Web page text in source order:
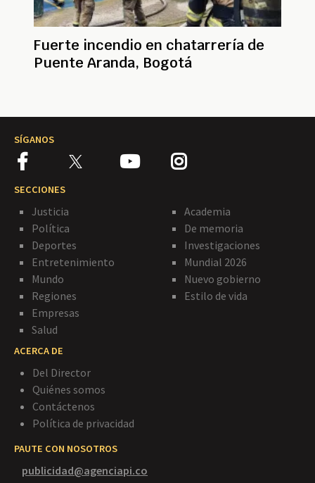
Fuerte incendio en chatarrería de
Puente Aranda, Bogotá
SÍGANOS
SECCIONES
Justicia
Política
Deportes
Entretenimiento
Mundo
Regiones
Empresas
Salud
Academia
De memoria
Investigaciones
Mundial 2026
Nuevo gobierno
Estilo de vida
ACERCA DE
Del Director
Quiénes somos
Contáctenos
Política de privacidad
PAUTE CON NOSOTROS
publicidad@agenciapi.co